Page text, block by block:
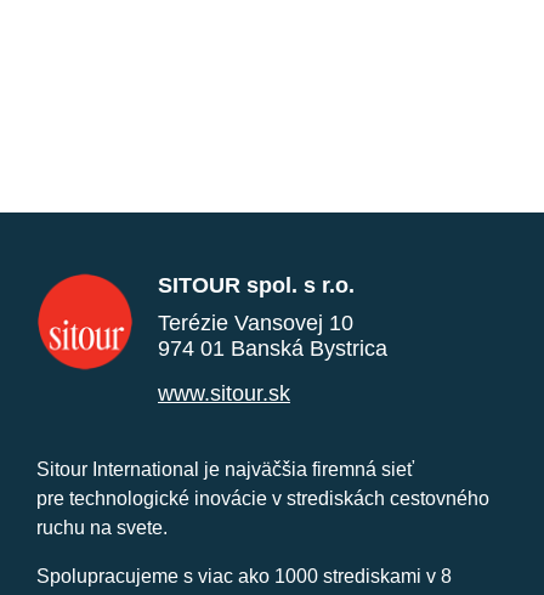
SITOUR spol. s r.o.
Terézie Vansovej 10
974 01 Banská Bystrica
www.sitour.sk
Sitour International je najväčšia firemná sieť
pre technologické inovácie v strediskách cestovného
ruchu na svete.
Spolupracujeme s viac ako 1000 strediskami v 8